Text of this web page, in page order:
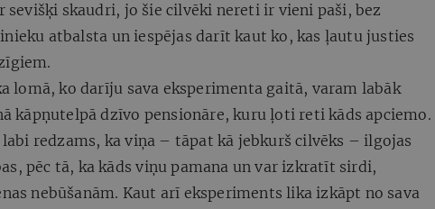
sevišķi skaudri, jo šie cilvēki nereti ir vieni paši, bez
atbalsta un iespējas darīt kaut ko, kas ļautu justies
lomā, ko darīju sava eksperimenta gaitā, varam labāk
kāpņutelpā dzīvo pensionāre, kuru ļoti reti kāds apciemo.
redzams, ka viņa – tāpat kā jebkurš cilvēks – ilgojas
pēc tā, ka kāds viņu pamana un var izkratīt sirdi,
nebūšanām. Kaut arī eksperiments lika izkāpt no sava